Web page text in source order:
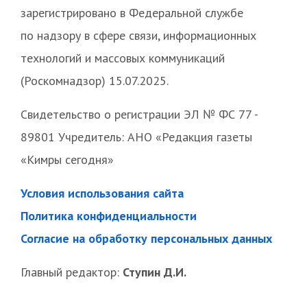
зарегистрировано в Федеральной службе
по надзору в сфере связи, информационных
технологий и массовых коммуникаций
(Роскомнадзор) 15.07.2025.
Свидетельство о регистрации ЭЛ № ФС 77 -
89801 Учредитель: АНО «Редакция газеты
«Кимры сегодня»
Условия использования сайта
Политика конфиденциальности
Согласие на обработку персональных данных
Главный редактор: Ступин Д.И.